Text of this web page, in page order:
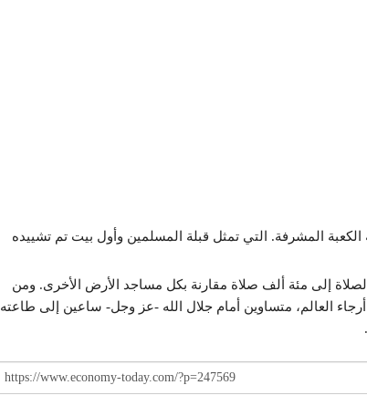
المشرفة. التي تمثل قبلة المسلمين وأول بيت تم تشييده
إلى مئة ألف صلاة مقارنة بكل مساجد الأرض الأخرى. ومن
العالم، متساوين أمام جلال الله -عز وجل- ساعين إلى طاعته